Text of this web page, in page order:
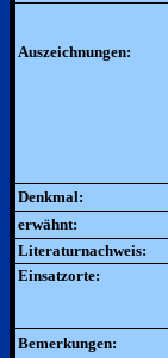
Auszeichnungen:
Denkmal:
erwähnt:
Literaturnachweis:
Einsatzorte:
Bemerkungen: